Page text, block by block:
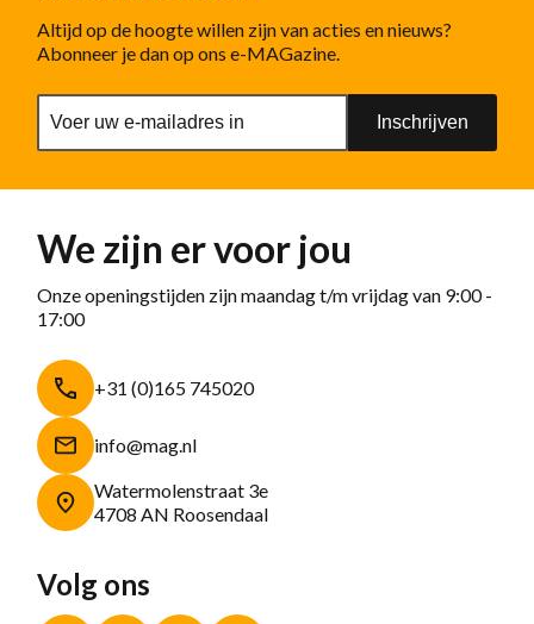
Altijd op de hoogte willen zijn van acties en nieuws?
Abonneer je dan op ons e-MAGazine.
Inschrijven
We zijn er voor jou
Onze openingstijden zijn maandag t/m vrijdag van 9:00 -
17:00
+31 (0)165 745020
info@mag.nl
Watermolenstraat 3e
4708 AN Roosendaal
Volg ons